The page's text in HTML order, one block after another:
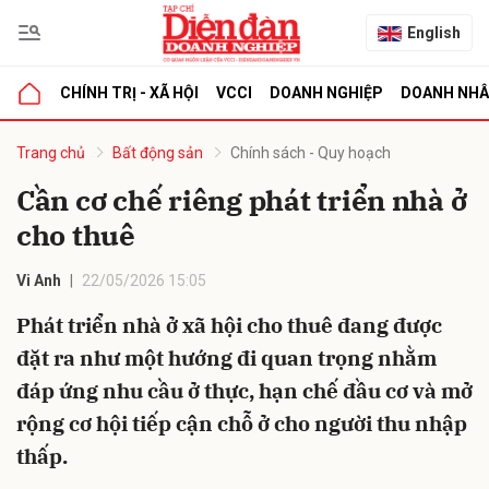
English
CHÍNH TRỊ - XÃ HỘI VCCI DOANH NGHIỆP DOANH
Trang chủ Bất động sản Chính sách - Quy hoạch
Cần cơ chế riêng phát triển nhà ở
cho thuê
Vi Anh 22/05/2026 15:05
Phát triển nhà ở xã hội cho thuê đang được
đặt ra như một hướng đi quan trọng nhằm
đáp ứng nhu cầu ở thực, hạn chế đầu cơ và mở
rộng cơ hội tiếp cận chỗ ở cho người thu nhập
thấp.
luận
Hủy